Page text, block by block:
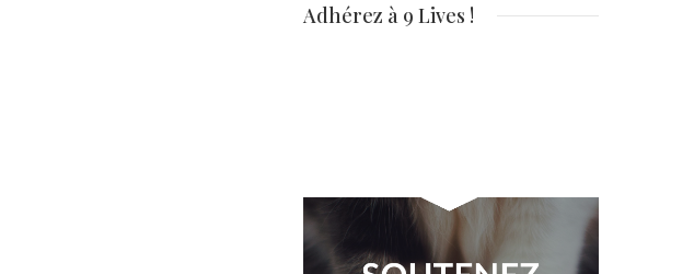
Adhérez à 9 Lives !